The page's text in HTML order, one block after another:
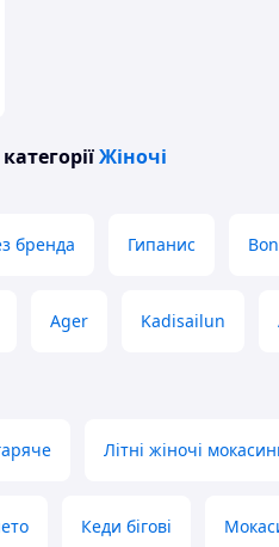
Жіночі
бренда Гипанис
Ager Kadisailun
Літні жіночі
Кеди бігові